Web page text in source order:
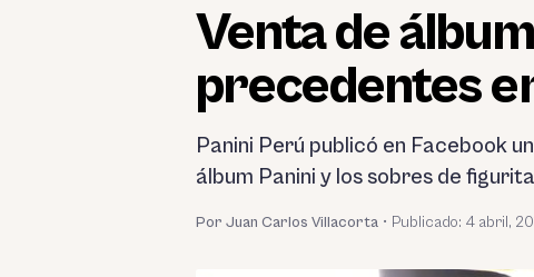
Venta de
precedentes
Panini Perú publicó en Facebook
álbum Panini y los sobres de
Por Juan Carlos Villacorta • Publicado: 4 abril,